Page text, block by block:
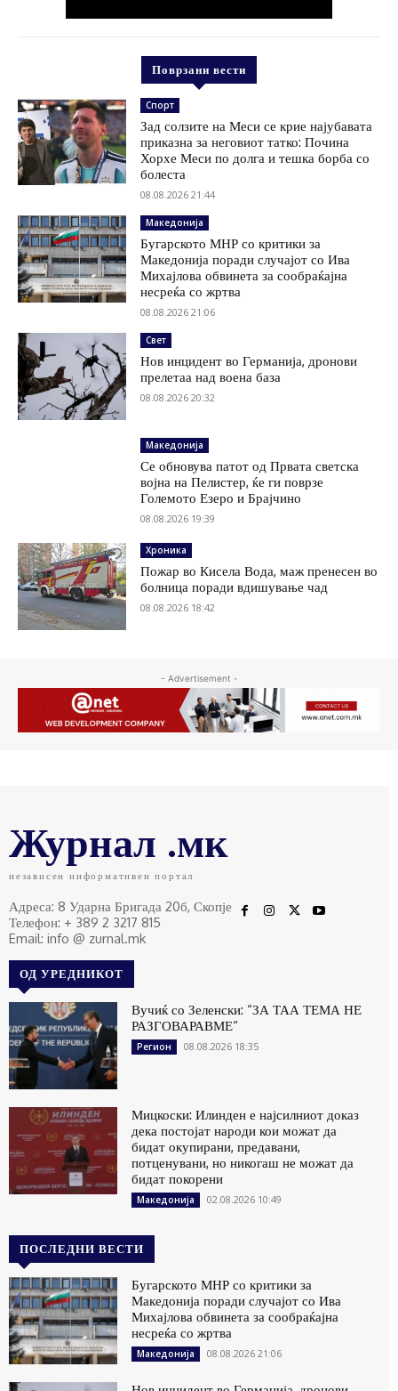
Поврзани вести
Спорт
Зад солзите на Меси се крие најубавата
приказна за неговиот татко: Почина
Хорхе Меси по долга и тешка борба со
болеста
08.08.2026 21:44
Македонија
Бугарското МНР со критики за
Македонија поради случајот со Ива
Михајлова обвинета за сообраќајна
несреќа со жртва
08.08.2026 21:06
Свет
Нов инцидент во Германија, дронови
прелетаа над воена база
08.08.2026 20:32
Македонија
Се обновува патот од Првата светска
војна на Пелистер, ќе ги поврзе
Големото Езеро и Брајчино
08.08.2026 19:39
Хроника
Пожар во Кисела Вода, маж пренесен во
болница поради вдишување чад
08.08.2026 18:42
- Advertisement -
Журнал .мк
независен информативен портал
Адреса: 8 Ударна Бригада 20б, Скопје
Телефон: + 389 2 3217 815
Email: info @ zurnal.mk
ОД УРЕДНИКОТ
Вучиќ со Зеленски: “ЗА ТАА ТЕМА НЕ
РАЗГОВАРАВМЕ“
Регион 08.08.2026 18:35
Мицкоски: Илинден е најсилниот доказ
дека постојат народи кои можат да
бидат окупирани, предавани,
потценувани, но никогаш не можат да
бидат покорени
Македонија 02.08.2026 10:49
ПОСЛЕДНИ ВЕСТИ
Бугарското МНР со критики за
Македонија поради случајот со Ива
Михајлова обвинета за сообраќајна
несреќа со жртва
Македонија 08.08.2026 21:06